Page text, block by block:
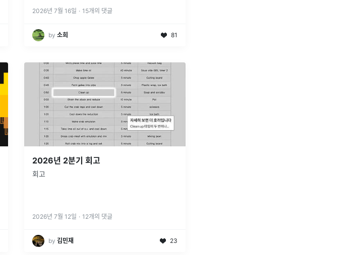
2026년 7월 16일 · 15개의 댓글
by 소희 81
2026년 2분기 회고
회고
2026년 7월 12일 · 12개의 댓글
by 김민재 23